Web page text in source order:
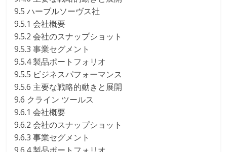
9.5 ハーブルソーヴス社
9.5.1 会社概要
9.5.2 会社のスナップショット
9.5.3 事業セグメント
9.5.4 製品ポートフォリオ
9.5.5 ビジネスパフォーマンス
9.5.6 主要な戦略的動きと展開
9.6 クライン ツールス
9.6.1 会社概要
9.6.2 会社のスナップショット
9.6.3 事業セグメント